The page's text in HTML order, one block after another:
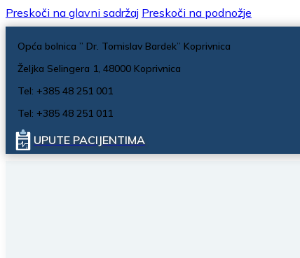
Preskoči na glavni sadržaj Preskoči na podnožje
Opća bolnica ” Dr. Tomislav Bardek” Koprivnica
Željka Selingera 1, 48000 Koprivnica
Tel: +385 48 251 001
Tel: +385 48 251 011
UPUTE PACIJENTIMA